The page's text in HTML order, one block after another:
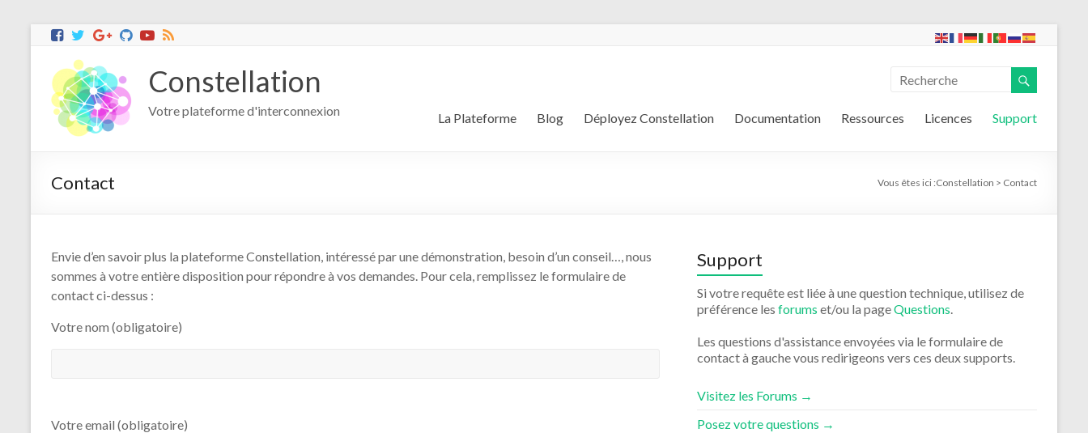
Constellation
Votre plateforme d'interconnexion La Plateforme Blog Déployez Constellation Documentation Ressources Licences Support
Contact Vous êtes ici :Constellation > Contact
Envie d’en savoir plus la plateforme Constellation, intéressé par une démonstration, besoin d’un conseil…, nous
sommes à votre entière disposition pour répondre à vos demandes. Pour cela, remplissez le formulaire de
contact ci-dessus :
Votre nom (obligatoire)
Votre email (obligatoire)
Support
Si votre requête est liée à une question technique, utilisez de
préférence les forums et/ou la pageQuestions.
Les questions d'assistance envoyées via le formulaire de
contact à gauche vous redirigeons vers ces deux supports.
Visitez les Forums →
Posez votre questions →